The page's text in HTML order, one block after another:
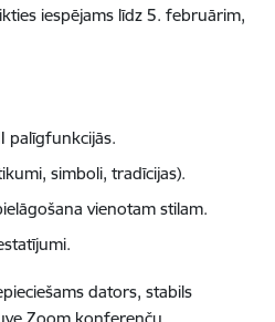
iespējams līdz 5. februārim,
palīgfunkcijās.
simboli, tradīcijas).
vienotam stilam.
dators, stabils